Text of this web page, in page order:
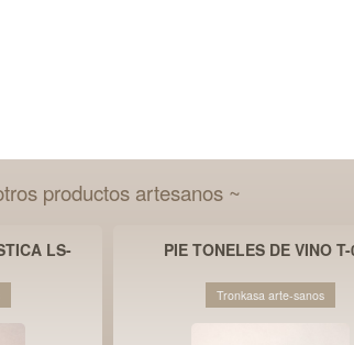
productos artesanos ~
LS- PIE TONELES DE VINO
Tronkasa arte-sanos